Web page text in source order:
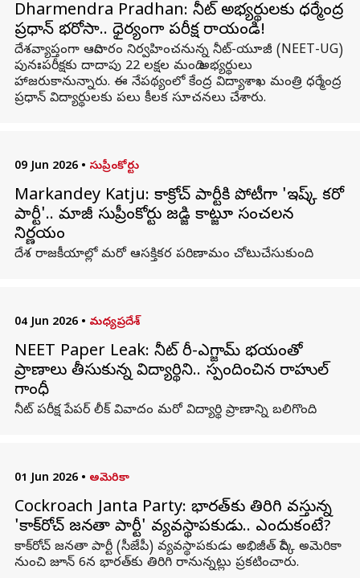
Dharmendra Pradhan: నీట్ అభ్యర్థులకు ధర్మేంద్ర
ప్రధాన్ భరోసా.. ధైర్యంగా పరీక్ష రాయండి!
దేశవ్యాప్తంగా ఆదివారం నిర్వహించనున్న నీట్-యూజీ (NEET-UG)
పునఃపరీక్షకు దాదాపు 22 లక్షల మంది అభ్యర్థులు
హాజరుకానున్నారు. ఈ నేపథ్యంలో కేంద్ర విద్యాశాఖ మంత్రి ధర్మేంద్ర
ప్రధాన్ విద్యార్థులకు పలు కీలక సూచనలు చేశారు.
09 Jun 2026 • సుప్రీంకోర్టు
Markandey Katju: కాక్రోచ్ పార్టీకి పోటీగా 'ఇష్క్ కరో
పార్టీ'.. మాజీ సుప్రీంకోర్టు జడ్జి కాట్జూ సంచలన
నిర్ణయం
దేశ రాజకీయాల్లో మరో ఆసక్తికర పరిణామం చోటుచేసుకుంది.
04 Jun 2026 • మధ్యప్రదేశ్
NEET Paper Leak: నీట్ రీ-ఎగ్జామ్ భయంతో
ప్రాణాలు తీసుకున్న విద్యార్థిని.. స్పందించిన రాహుల్
గాంధీ
నీట్ పరీక్ష పేపర్ లీక్ వివాదం మరో విద్యార్థి ప్రాణాన్ని బలిగొంది.
01 Jun 2026 • అమెరికా
Cockroach Janta Party: భారత్‌కు తిరిగి వస్తున్న
'కాక్‌రోచ్ జనతా పార్టీ' వ్యవస్థాపకుడు.. ఎందుకంటే?
కాక్‌రోచ్ జనతా పార్టీ (సీజేపీ) వ్యవస్థాపకుడు అభిజీత్ దిప్కే అమెరికా
నుంచి జూన్ 6న భారత్‌కు తిరిగి రానున్నట్లు ప్రకటించారు.